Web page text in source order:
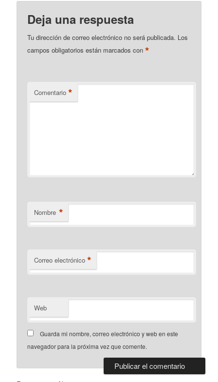
Deja una respuesta
Tu dirección de correo electrónico no será publicada. Los
campos obligatorios están marcados con*
Comentario *
Nombre *
Correo electrónico *
Web
Guarda mi nombre, correo electrónico y web en este
navegador para la próxima vez que comente.